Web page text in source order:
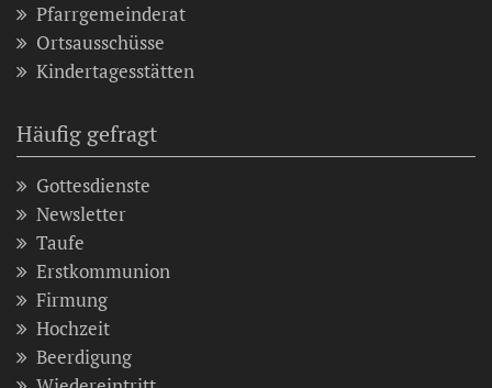
Pfarrgemeinderat
Ortsausschüsse
Kindertagesstätten
Häufig gefragt
Gottesdienste
Newsletter
Taufe
Erstkommunion
Firmung
Hochzeit
Beerdigung